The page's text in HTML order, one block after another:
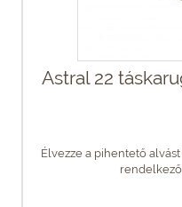
Astral 22
Élvezze a pihentető
rendelkező